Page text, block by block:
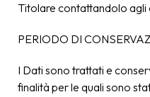
Titolare contattandolo
PERIODO DI
I Dati sono trattati e
finalità per le quali sono